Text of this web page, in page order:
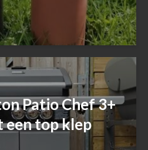
Patio Chef 3+
een top klep